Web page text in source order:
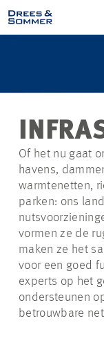
Of het nu gaat
havens,
warmtenetten,
parken: ons
vormen ze de
maken ze het
voor een goed
experts op het
ondersteunen
betrouwbare